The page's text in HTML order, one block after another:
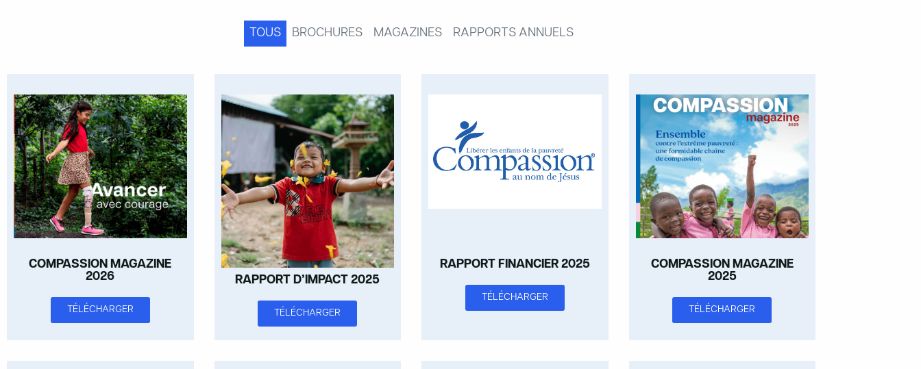
BROCHURES MAGAZINES RAPPORTS ANNUELS
TOUS
COMPASSION MAGAZINE
2026
TÉLÉCHARGER
RAPPORT D’IMPACT 2025
TÉLÉCHARGER
RAPPORT FINANCIER 2025
TÉLÉCHARGER
COMPASSION MAGAZINE
2025
TÉLÉCHARGER